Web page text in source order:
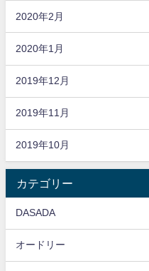
2020年2月
2020年1月
2019年12月
2019年11月
2019年10月
カテゴリー
DASADA
オードリー